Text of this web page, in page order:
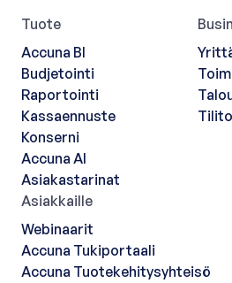
Tuote
Accuna BI
Budjetointi
Raportointi
Kassaennuste
Konserni
Accuna AI
Asiakastarinat
Asiakkaille
Webinaarit
Accuna Tukiportaali
Accuna Tuotekehitysyhteisö